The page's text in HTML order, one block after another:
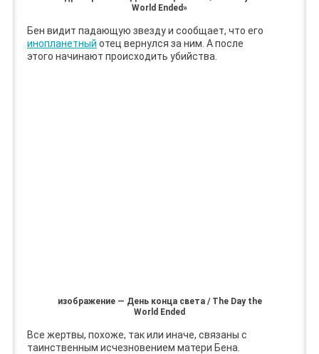
World Ended»
Бен видит падающую звезду и сообщает, что его
инопланетный отец вернулся за ним. А после
этого начинают происходить убийства.
изображение — День конца света / The Day the
World Ended
Все жертвы, похоже, так или иначе, связаны с
таинственным исчезновением матери Бена.